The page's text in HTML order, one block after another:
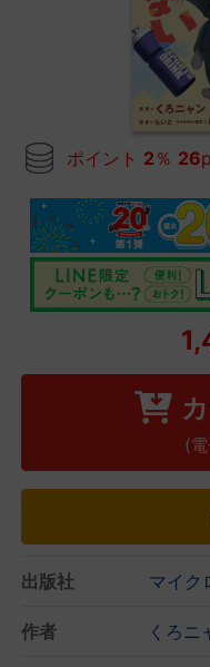
ポイント 2 ％ 26
(
出版社 マイク
作者 くろニ